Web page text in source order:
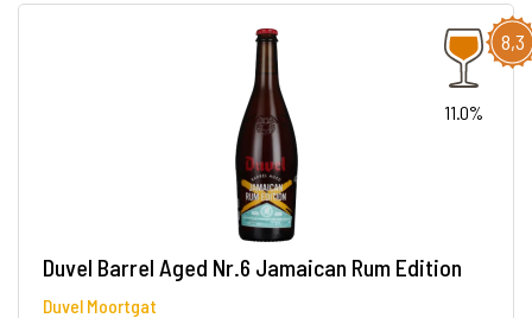
8,3
11.0%
Duvel Barrel Aged Nr.6 Jamaican Rum Edition
Duvel Moortgat